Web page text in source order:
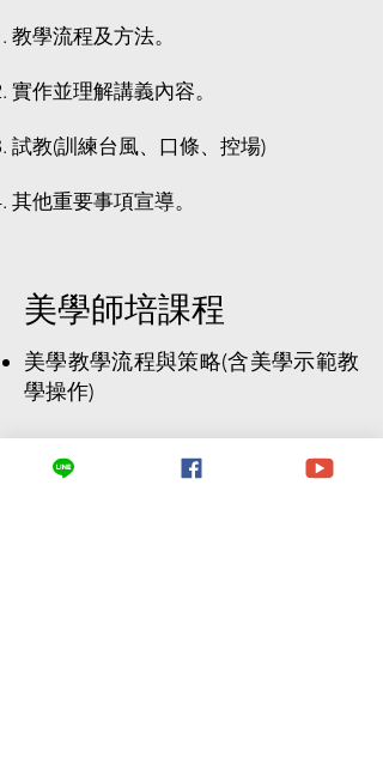
教學流程及方法。
實作並理解講義內容。
試教(訓練台風、口條、控場)
其他重要事項宣導。
美學師培課程
美學教學流程與策略(含美學示範教
學操作)
美學課程實務操作與上課影片觀摩